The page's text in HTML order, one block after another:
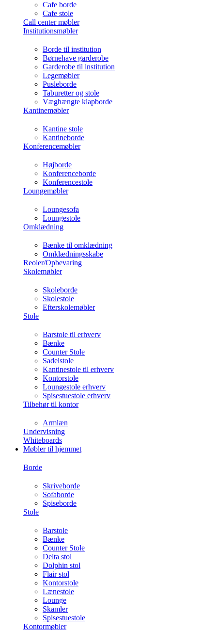
Cafe borde
Cafe stole
Call center møbler
Institutionsmøbler
Borde til institution
Børnehave garderobe
Garderobe til institution
Legemøbler
Pusleborde
Taburetter og stole
Væghængte klapborde
Kantinemøbler
Kantine stole
Kantineborde
Konferencemøbler
Højborde
Konferenceborde
Konferencestole
Loungemøbler
Loungesofa
Loungestole
Omklædning
Bænke til omklædning
Omklædningsskabe
Reoler/Opbevaring
Skolemøbler
Skoleborde
Skolestole
Efterskolemøbler
Stole
Barstole til erhverv
Bænke
Counter Stole
Sadelstole
Kantinestole til erhverv
Kontorstole
Loungestole erhverv
Spisestuestole erhverv
Tilbehør til kontor
Armlæn
Undervisning
Whiteboards
Møbler til hjemmet
Borde
Skriveborde
Sofaborde
Spiseborde
Stole
Barstole
Bænke
Counter Stole
Delta stol
Dolphin stol
Flair stol
Kontorstole
Lænestole
Lounge
Skamler
Spisestuestole
Kontormøbler